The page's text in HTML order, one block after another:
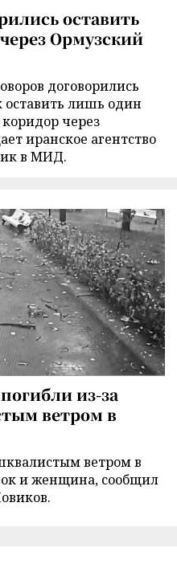
оставить
Ормузский
договорились
оставить лишь один
через
иранское агентство
в МИД.
из-за
ветром в
ветром в
и женщина, сообщил